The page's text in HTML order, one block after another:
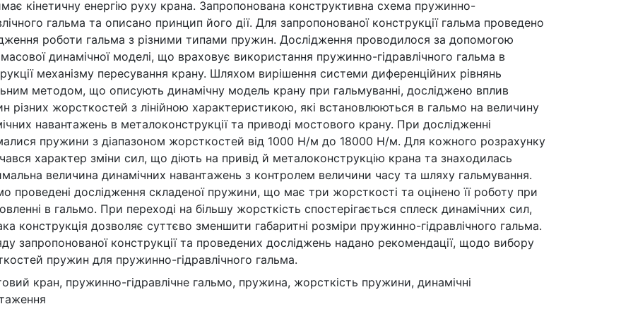
кінетичну енергію руху крана. Запропонована конструктивна схема пружинно-
гальма та описано принцип його дії. Для запропонованої конструкції гальма проведено
роботи гальма з різними типами пружин. Дослідження проводилося за допомогою
динамічної моделі, що враховує використання пружинно-гідравлічного гальма в
механізму пересування крану. Шляхом вирішення системи диференційних рівнянь
методом, що описують динамічну модель крану при гальмуванні, досліджено вплив
різних жорсткостей з лінійною характеристикою, які встановлюються в гальмо на величину
навантажень в металоконструкції та приводі мостового крану. При дослідженні
пружини з діапазоном жорсткостей від 1000 Н/м до 18000 Н/м. Для кожного розрахунку
характер зміни сил, що діють на привід й металоконструкцію крана та знаходилась
величина динамічних навантажень з контролем величини часу та шляху гальмування.
проведені дослідження складеної пружини, що має три жорсткості та оцінено її роботу при
в гальмо. При переході на більшу жорсткість спостерігається сплеск динамічних сил,
конструкція дозволяє суттєво зменшити габаритні розміри пружинно-гідравлічного гальма.
запропонованої конструкції та проведених досліджень надано рекомендації, щодо вибору
пружин для пружинно-гідравлічного гальма.
кран, пружинно-гідравлічне гальмо, пружина, жорсткість пружини, динамічні